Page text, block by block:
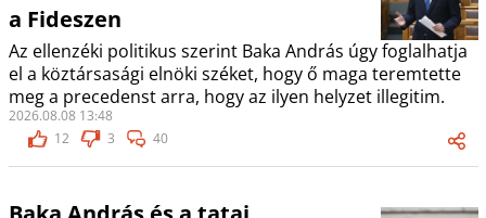
a Fideszen
Az ellenzéki politikus szerint Baka András úgy foglalhatja
el a köztársasági elnöki széket, hogy ő maga teremtette
meg a precedenst arra, hogy az ilyen helyzet illegitim.
2026.08.08 13:48
12
3 40